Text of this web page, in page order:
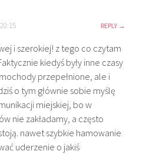
REPLY
i szerokiej! z tego co czytam
kiedyś były inne czasy
przepełnione, ale i
o tym głównie sobie myślę
miejskiej, bo w
nie zakładamy, a często
nawet szybkie hamowanie
uderzenie o jakiś